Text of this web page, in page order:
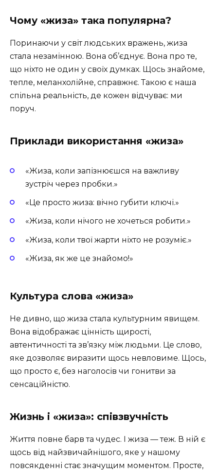
Чому «жиза» така популярна?
Поринаючи у світ людських вражень, жиза
стала незамінною. Вона об’єднує. Вона про те,
що ніхто не один у своїх думках. Щось знайоме,
тепле, меланхолійне, справжнє. Такою є наша
спільна реальність, де кожен відчуває: ми
поруч.
Приклади використання «жиза»
«Жиза, коли запізнюєшся на важливу
зустріч через пробки.»
«Це просто жиза: вічно губити ключі.»
«Жиза, коли нічого не хочеться робити.»
«Жиза, коли твої жарти ніхто не розуміє.»
«Жиза, як же це знайомо!»
Культура слова «жиза»
Не дивно, що жиза стала культурним явищем.
Вона відображає цінність щирості,
автентичності та зв’язку між людьми. Це слово,
яке дозволяє виразити щось невловиме. Щось,
що просто є, без наголосів чи гонитви за
сенсаційністю.
Жизнь і «жиза»: співзвучність
Життя повне барв та чудес. І жиза — теж. В ній є
щось від найзвичайнішого, яке у нашому
повсякденні стає значущим моментом. Просте,